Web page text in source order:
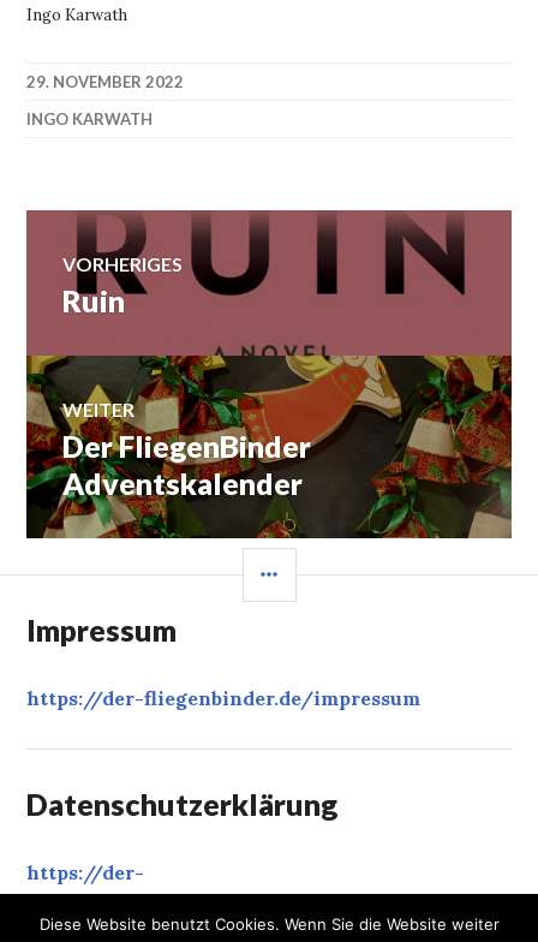
Ingo Karwath
29. NOVEMBER 2022
INGO KARWATH
Beitragsnavigation
VORHERIGES
Vorheriger
Ruin
WEITER
Nächster
Beitrag:
Der FliegenBinder
Adventskalender
Impressum
https://der-fliegenbinder.de/impressum
Datenschutzerklärung
https://der-
fliegenbinder.de/datenschutzerklaerung‎
Diese Website benutzt Cookies. Wenn Sie die Website weiter